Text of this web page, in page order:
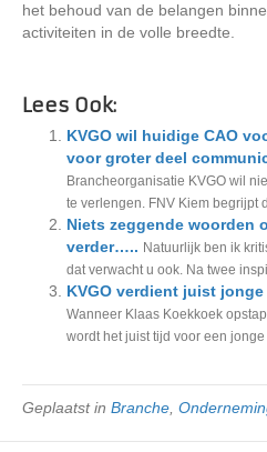
het behoud van de belangen
activiteiten in de volle breedte.
Lees Ook:
KVGO wil huidige CAO
voor groter deel
Brancheorganisatie KVGO wil
te verlengen. FNV Kiem begrijpt
Niets zeggende woorden
verder….. Natuurlijk ben ik
dat verwacht u ook. Na twee
KVGO verdient juist
Wanneer Klaas Koekkoek
wordt het juist tijd voor een
Geplaatst in Branche